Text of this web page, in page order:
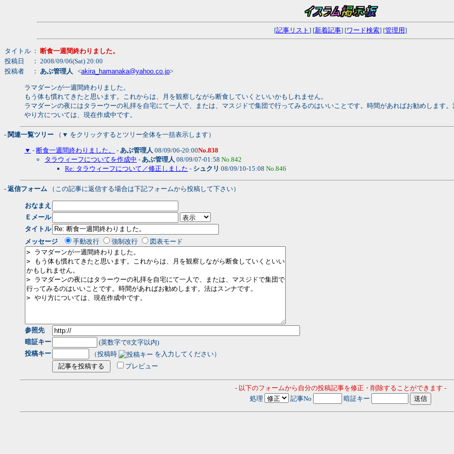
[記事リスト ] [新着記事] [ワード検索] [管理用]
タイトル ： 断食一週間終わりました。
投稿日
： 2008/09/06(Sat) 20:00
投稿者
： あぶ管理人 <akira_hamanaka@yahoo.co.jp>
ラマダーンが一週間終わりました。
もう体も慣れてきたと思います。これからは、月を観察しながら断食していくといいかもしれません。
ラマダーンの夜にはタラーウーの礼拝を自宅にて一人で、または、マスジドで集団で行ってみるのはいいことです。時間があればお勧めします。
やり方については、現在作成中です。
- 関連一覧ツリー （▼ をクリックするとツリー全体を一括表示します）
▼ - 断食一週間終わりました。 - あぶ管理人 08/09/06-20:00No.838
タラウィーフについてを作成中 - あぶ管理人 08/09/07-01:58 No.842
Re: タラウィーフについて／修正しました - シュクリ 08/09/10-15:08 No.846
- 返信フォーム （この記事に返信する場合は下記フォームから投稿して下さい）
おなまえ
Ｅメール
タイトル
メッセージ
手動改行 強制改行 図表モード
参照先
暗証キー
(英数字で8文字以内)
投稿キー
（投稿時
を入力してください）
プレビュー
- 以下のフォームから自分の投稿記事を修正・削除することができます -
処理
記事No 暗証キー